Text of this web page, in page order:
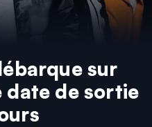
sur
date de sortie